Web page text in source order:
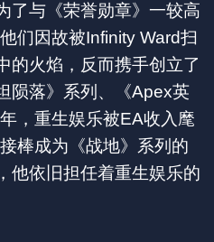
了与《荣誉勋章》一较高
们因故被Infinity Ward扫
的火焰，反而携手创立了
陨落》系列、《Apex英
，重生娱乐被EA收入麾
棒成为《战地》系列的
他依旧担任着重生娱乐的